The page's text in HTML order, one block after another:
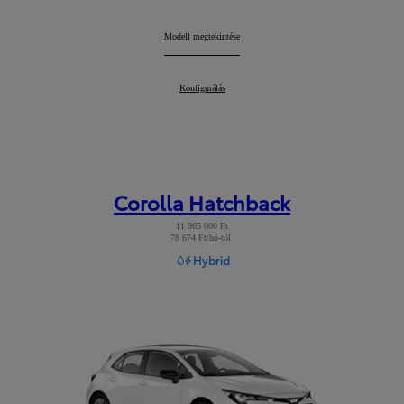
Corolla Sedan:
Modell megtekintése
Corolla Sedan
Konfigurálás
Corolla Hatchback
11 965 000 Ft
78 674 Ft/hó-tól
Hybrid